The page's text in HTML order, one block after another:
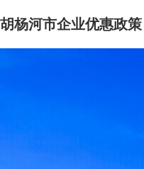
胡杨河市企业优惠政策